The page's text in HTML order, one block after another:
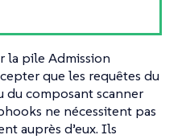
la pile Admission
que les requêtes du
du composant scanner
ne nécessitent pas
auprès d’eux. Ils